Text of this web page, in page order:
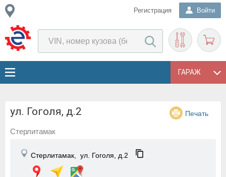
Регистрация Войти
ГАРАЖ
ул. Гоголя, д.2 Печать
Стерлитамак
Стерлитамак, ул. Гоголя, д.2